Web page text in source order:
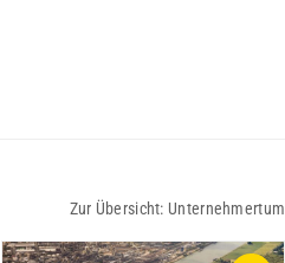
Zur Übersicht: Unternehmertum